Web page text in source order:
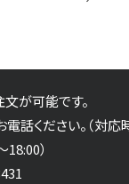
が可能です。
話ください。（対応
）